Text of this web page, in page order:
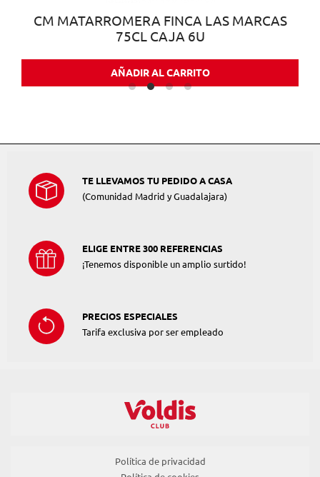
CM MATARROMERA FINCA LAS MARCAS
75CL CAJA 6U
AÑADIR AL CARRITO
TE LLEVAMOS TU PEDIDO A CASA
(Comunidad Madrid y Guadalajara)
ELIGE ENTRE 300 REFERENCIAS
¡Tenemos disponible un amplio surtido!
PRECIOS ESPECIALES
Tarifa exclusiva por ser empleado
Política de privacidad